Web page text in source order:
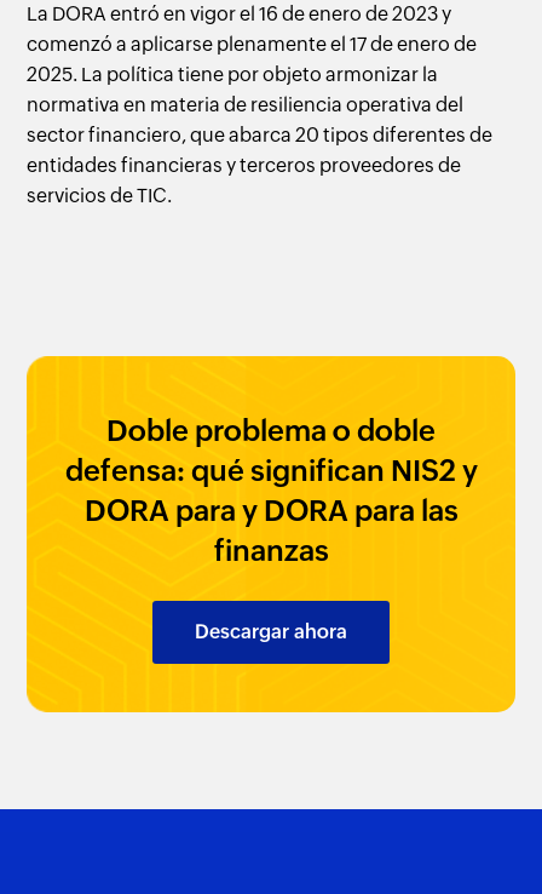
La DORA entró en vigor el 16 de enero de 2023 y
comenzó a aplicarse plenamente el 17 de enero de
2025. La política tiene por objeto armonizar la
normativa en materia de resiliencia operativa del
sector financiero, que abarca 20 tipos diferentes de
entidades financieras y terceros proveedores de
servicios de TIC.
Doble problema o doble
defensa: qué significan NIS2 y
DORA para y DORA para las
finanzas
Descargar ahora